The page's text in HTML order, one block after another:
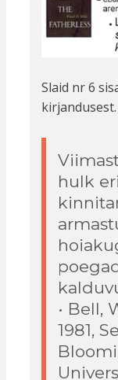
Slaid nr 6
kirjandusest.
hulk
• Bell,
1981,